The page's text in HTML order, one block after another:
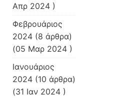
Απρ 2024 )
Φεβρουάριος
2024 (8 άρθρα)
(05 Μαρ 2024 )
Ιανουάριος
2024 (10 άρθρα)
(31 Ιαν 2024 )